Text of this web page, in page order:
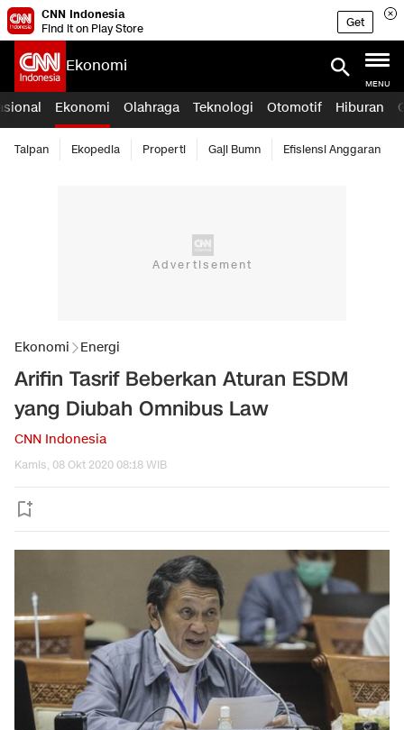
CNN Indonesia
Find it on Play Store
Get
Ekonomi
MENU
Ekonomi Olahraga Teknologi Otomotif Hiburan
Taipan Ekopedia Properti Gaji Bumn Efisiensi Anggaran
Ekonomi Energi
Arifin Tasrif Beberkan Aturan ESDM
yang Diubah Omnibus Law
CNN Indonesia
Kamis, 08 Okt 2020 08:18 WIB